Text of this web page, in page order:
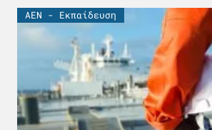
ΑΕΝ - Εκπαίδευση